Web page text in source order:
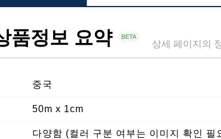
품정보 요약 상세 페이지의
중국
50m x 1cm
다양함 (컬러 구분 여부는 이미지 확인 필